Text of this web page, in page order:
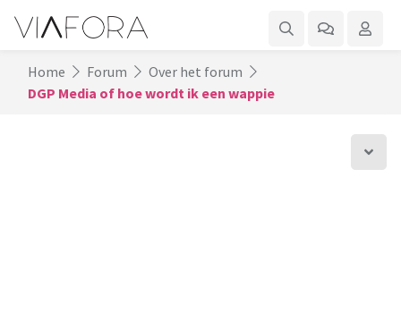
Home Forum
Over het forum
DGP Media of hoe wordt ik een wappie